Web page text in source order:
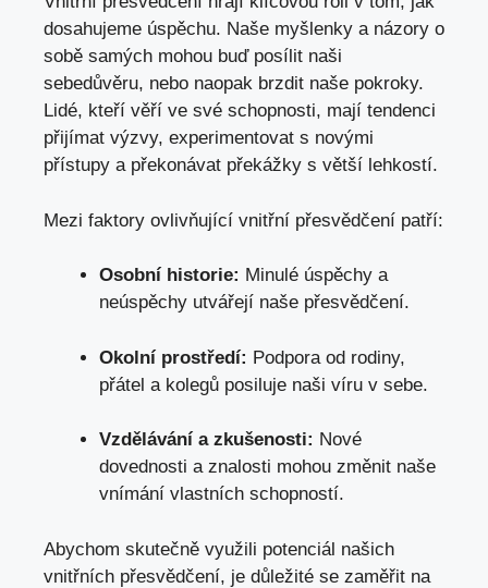
dosahujeme úspěchu. Naše myšlenky a názory o
‍sobě samých mohou buď posílit naši
sebedůvěru, nebo⁣ naopak brzdit naše pokroky.
Lidé, kteří věří ve své schopnosti, mají tendenci
přijímat výzvy, ⁣experimentovat s novými⁢
přístupy a​ překonávat překážky s větší lehkostí.
Mezi faktory ovlivňující vnitřní přesvědčení patří:
Osobní historie: Minulé úspěchy a
neúspěchy utvářejí naše přesvědčení.
Okolní prostředí: Podpora od rodiny,​
přátel a kolegů posiluje naši víru v sebe.
Vzdělávání⁢ a zkušenosti: Nové
dovednosti a znalosti mohou změnit naše⁢
vnímání vlastních schopností.
Abychom skutečně využili potenciál našich
vnitřních přesvědčení, je důležité se zaměřit na